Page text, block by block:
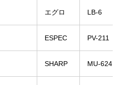
エグロ LB-6
ESPEC PV-211
SHARP MU-624